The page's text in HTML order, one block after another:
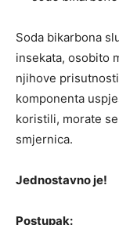
Soda bikarbona
insekata, osobito
njihove
komponenta
koristili, morate
smjernica.
Jednostavno je!
Postupak: